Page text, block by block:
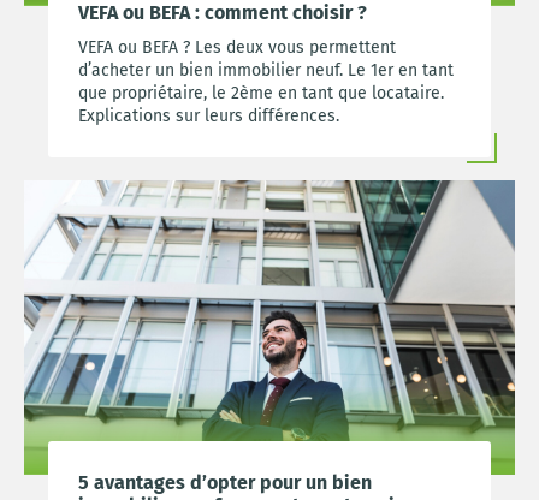
VEFA ou BEFA : comment choisir ?
VEFA ou BEFA ? Les deux vous permettent
d’acheter un bien immobilier neuf. Le 1er en tant
que propriétaire, le 2ème en tant que locataire.
Explications sur leurs différences.
5 avantages d’opter pour un bien